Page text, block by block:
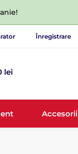
Înregistrare
lei
Accesorii